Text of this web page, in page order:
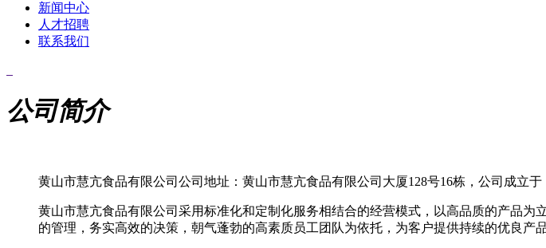
新闻中心
人才招聘
联系我们
公司简介
黄山市慧亢食品有限公司公司地址：黄山市慧亢食品有限公司大厦128号16栋，公司成立于
黄山市慧亢食品有限公司采用标准化和定制化服务相结合的经营模式，以高品质的产品
的管理，务实高效的决策，朝气蓬勃的高素质员工团队为依托，为客户提供持续的优良产